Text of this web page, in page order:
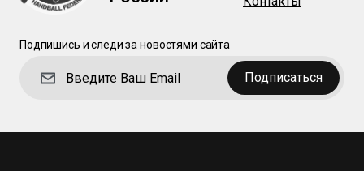
Подпишись и следи за новостями сайта
Подписаться